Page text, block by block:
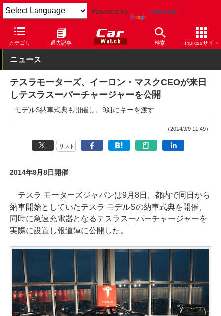
Powered by Translate
カテゴリ 過去記事 検索 Impressサイト
Car Watch 技術 その他
ニュース
テスラモーターズ、イーロン・マスクCEOが来日
しテスラスーパーチャージャーを公開
モデルS納車式典も開催し、9組にキーを渡す
（2014/9/9 11:49）
リスト
2014年9月8日開催
テスラ モーターズジャパンは9月8日、都内で同日から
納車開始としていたテスラ モデルSの納車式典を開催、
同時に急速充電器となるテスラスーパーチャージャーを
実際に設置し報道陣に公開した。